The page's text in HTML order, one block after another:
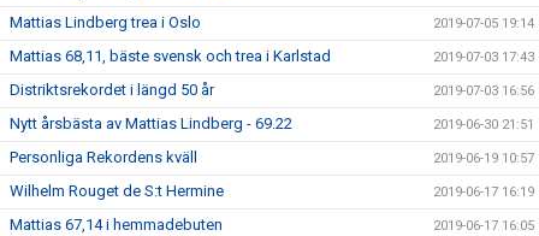
Mattias Lindberg trea i Oslo 2019-07-05 19:14
Mattias 68,11, bäste svensk och trea i Karlstad 2019-07-03 17:43
Distriktsrekordet i längd 50 år 2019-07-03 16:56
Nytt årsbästa av Mattias Lindberg - 69.22 2019-06-30 21:51
Personliga Rekordens kväll 2019-06-19 10:57
Wilhelm Rouget de S:t Hermine 2019-06-17 16:19
Mattias 67,14 i hemmadebuten 2019-06-17 16:05